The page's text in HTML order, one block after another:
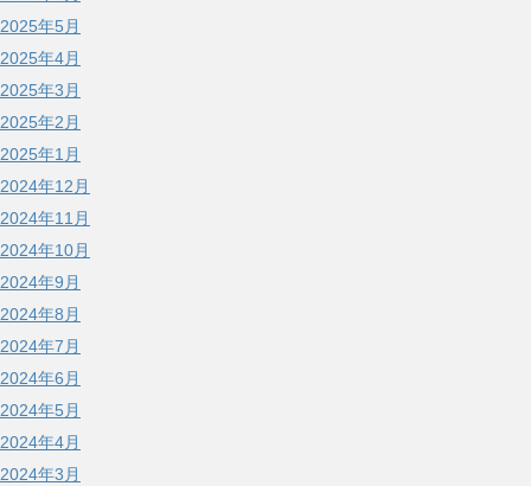
2025年5月
2025年4月
2025年3月
2025年2月
2025年1月
2024年12月
2024年11月
2024年10月
2024年9月
2024年8月
2024年7月
2024年6月
2024年5月
2024年4月
2024年3月